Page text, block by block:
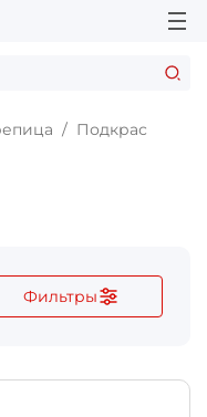
Подкрас
Фильтры